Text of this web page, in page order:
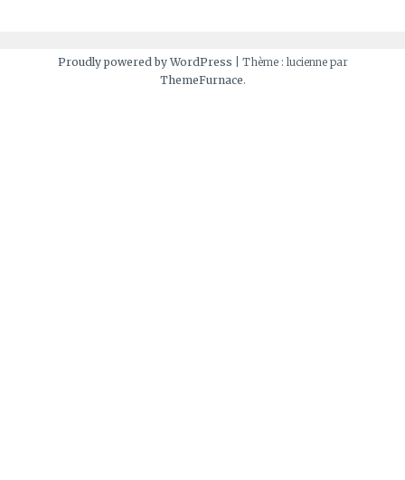
Proudly powered by WordPress
Thème : lucienne par
ThemeFurnace.